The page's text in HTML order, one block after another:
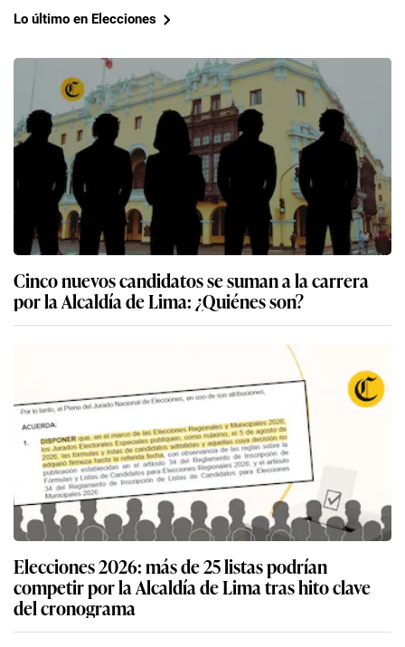
Lo último en Elecciones
Cinco nuevos candidatos se suman a la carrera
por la Alcaldía de Lima: ¿Quiénes son?
Elecciones 2026: más de 25 listas podrían
competir por la Alcaldía de Lima tras hito clave
del cronograma